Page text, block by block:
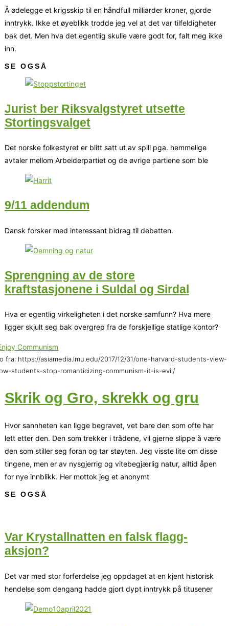
Å ødelegge et krigsskip til en håndfull milliarder kroner, gjorde
inntrykk. Ikke et øyeblikk trodde jeg vel at det var tilfeldigheter
bak det. Men hva det egentlig skulle være godt for, falt meg ikke
inn.
SE OGSÅ
Jurist ber Riksvalgstyret utsette
Stortingsvalget
Det norske folkestyret er blitt satt ut av spill pga. hemmelige
avtaler mellom Arbeiderpartiet og de øvrige partiene som ble
9/11 addendum
Dansk forsker med interessant bidrag til debatten.
Sprengning av de store
kraftstasjonene i Suldal og Sirdal
Hva er egentlig virkeligheten i det norske samfunn? Hva mere
ligger skjult seg bak overgrep fra de forskjellige statlige kontor?
fra: https://asiamedia.lmu.edu/2017/12/31/one-harvard-students-view-
students-stop-romanticizing-communism-it-is-evil/
Skrik og Gro, skrekk og gru
Hvor sannheten kan ligge begravet, vet bare den som ofte har
lett etter den. Den som trekker i trådene, vil gjerne slippe å være
den som stiller seg foran og tar støyten. Jeg visste lite om disse
tingene, men er av nysgjerrig og vitebegjærlig natur, alltid åpen
for nye innblikk. Her mottok jeg et anonymt
SE OGSÅ
Var Krystallnatten en falsk flagg-
aksjon?
Det var med stor forferdelse jeg oppdaget at en kjent historisk
hendelse som dengang hadde gjort dypt inntrykk på titusener